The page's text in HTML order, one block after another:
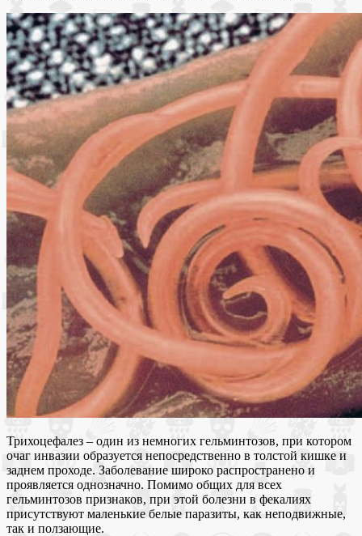
Трихоцефалез – один из немногих гельминтозов, при котором
очаг инвазии образуется непосредственно в толстой кишке и
заднем проходе. Заболевание широко распространено и
проявляется однозначно. Помимо общих для всех
гельминтозов признаков, при этой болезни в фекалиях
присутствуют маленькие белые паразиты, как неподвижные,
так и ползающие.